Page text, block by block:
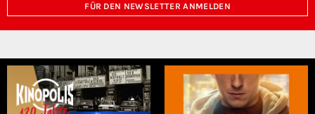
FÜR DEN NEWSLETTER ANMELDEN